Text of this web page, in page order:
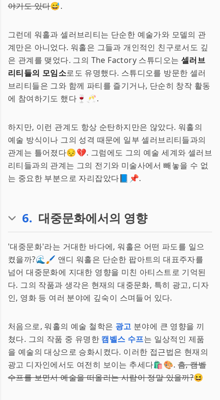
야기도 있다😅.
그런데 워홀과 셀러브리티는 단순한 예술가와 모델의 관
계만은 아니었다. 워홀은 그들과 개인적인 친구로서도 깊
은 관계를 맺었다. 그의 The Factory 스튜디오는 셀러브
리티들의 모임소로도 유명했다. 스튜디오를 방문한 셀러
브리티들은 그와 함께 파티를 즐기거나, 단순히 창작 활동
에 참여하기도 했다🍷🥂.
하지만, 이런 관계도 항상 순탄하지만은 않았다. 워홀의
예술 방식이나 그의 성격 때문에 일부 셀러브리티들과의
관계는 틀어졌다😔💔. 그럼에도 그의 예술 세계와 셀러브
리티들과의 관계는 그의 전기와 미술사에서 빼놓을 수 없
는 중요한 부분으로 자리잡았다📘📌.
6. 대중문화에서의 영향
'대중문화'라는 거대한 바다에, 워홀은 어떤 파도를 일으
켰을까?🌊🖌️ 앤디 워홀은 단순한 팝아트의 대표주자를
넘어 대중문화에 지대한 영향을 미친 아티스트로 기억된
다. 그의 작품과 생각은 현재의 대중문화, 특히 광고, 디자
인, 영화 등 여러 분야에 깊숙이 스며들어 있다.
처음으로, 워홀의 예술 철학은 광고 분야에 큰 영향을 끼
쳤다. 그의 작품 중 유명한 캠벨스 수프는 일상적인 제품
을 예술의 대상으로 승화시켰다. 이러한 접근법은 현재의
광고 디자인에서도 여전히 보이는 추세다🛍️🎨. 흠, 캠벨
수프를 보면서 예술을 떠올리는 사람이 정말 있을까?😆